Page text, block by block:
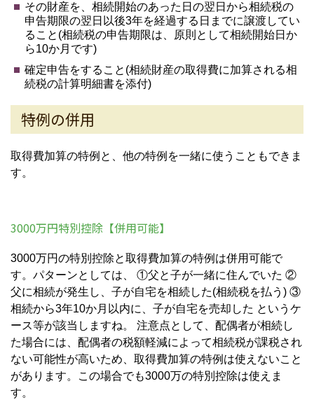
その財産を、相続開始のあった日の翌日から相続税の
申告期限の翌日以後3年を経過する日までに譲渡してい
ること(相続税の申告期限は、原則として相続開始日か
ら10か月です)
確定申告をすること(相続財産の取得費に加算される相
続税の計算明細書を添付)
特例の併用
取得費加算の特例と、他の特例を一緒に使うこともできま
す。
3000万円特別控除【併用可能】
3000万円の特別控除と取得費加算の特例は併用可能で
す。パターンとしては、 ①父と子が一緒に住んでいた ②
父に相続が発生し、子が自宅を相続した(相続税を払う) ③
相続から3年10か月以内に、子が自宅を売却した というケ
ース等が該当しますね。 注意点として、配偶者が相続し
た場合には、配偶者の税額軽減によって相続税が課税され
ない可能性が高いため、取得費加算の特例は使えないこと
があります。この場合でも3000万の特別控除は使えま
す。